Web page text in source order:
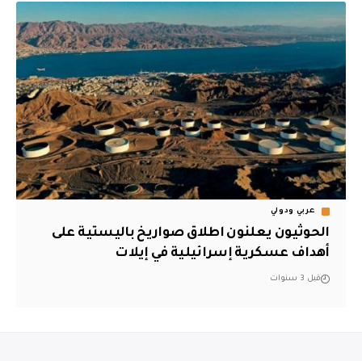
عربي ودولي
الحوثيون يعلنون اطلاق صواريخ باليستية على
أهداف عسكرية إسرائيلية في إيلات
قبل 3 سنوات